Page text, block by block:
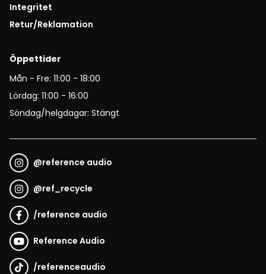
Integritet
Retur/Reklamation
Öppettider
Mån - Fre: 11:00 - 18:00
Lördag: 11:00 - 16:00
Söndag/helgdagar: Stängt
@reference audio
@ref_recycle
/reference audio
Reference Audio
/referenceaudio